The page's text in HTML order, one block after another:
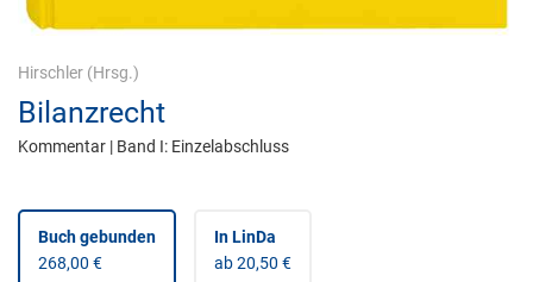
Hirschler (Hrsg.)
Bilanzrecht
Kommentar | Band I: Einzelabschluss
Buch gebunden
268,00 €
In LinDa
ab 20,50 €